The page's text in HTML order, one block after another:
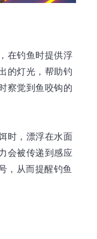
在钓鱼时提供浮
的灯光，帮助钓
察觉到鱼咬钩的
时，漂浮在水面
会被传递到感应
，从而提醒钓鱼